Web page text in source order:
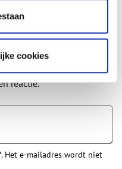
cookies
privacybeleid
reactie.
Het e-mailadres wordt niet